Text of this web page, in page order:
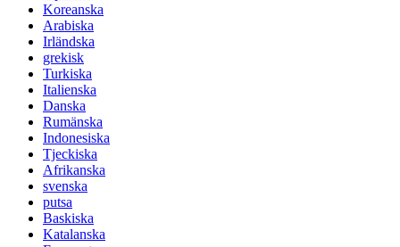
Koreanska
Arabiska
Irländska
grekisk
Turkiska
Italienska
Danska
Rumänska
Indonesiska
Tjeckiska
Afrikanska
svenska
putsa
Baskiska
Katalanska